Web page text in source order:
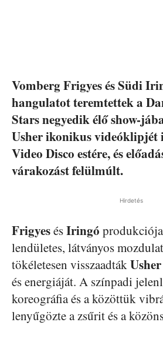
Vomberg Frigyes és Südi
hangulatot teremtettek a
Stars negyedik élő show-
Usher ikonikus videóklipjét
Video Disco estére, és
várakozást felülmúlt.
Hirdetés
FrigyesésIringó
lendületes, látványos
tökéletesen visszaadtákUsher
és energiáját. A színpadi
koreográfia és a közöttük
lenyűgözte a zsűrit és a